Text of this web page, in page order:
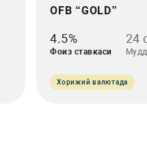
OFB “GOLD”
4.5%
Фоиз ставкаси
24
Хорижий валютада